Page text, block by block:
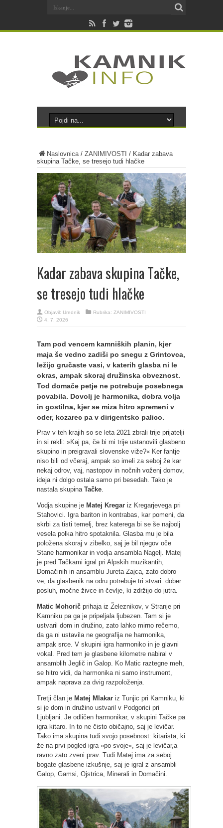
Naslovnica/ ZANIMIVOSTI / Kadar zabava
skupina Tačke, se tresejo tudi hlačke
Kadar zabava skupina Tačke,
se tresejo tudi hlačke
Objavil: Urednik Rubrika: ZANIMIVOSTI
4. 7. 2026
Tam pod vencem kamniških planin, kjer
maja še vedno zadiši po snegu z Grintovca,
ležijo gručaste vasi, v katerih glasba ni le
okras, ampak skoraj družinska obveznost.
Tod domače petje ne potrebuje posebnega
povabila. Dovolj je harmonika, dobra volja
in gostilna, kjer se miza hitro spremeni v
oder, kozarec pa v dirigentsko palico.
Prav v teh krajih so se leta 2021 zbrali trije prijatelji
in si rekli: »Kaj pa, če bi mi trije ustanovili glasbeno
skupino in preigravali slovenske viže?« Ker fantje
niso bili od včeraj, ampak so imeli za seboj že kar
nekaj odrov, vaj, nastopov in nočnih voženj domov,
ideja ni dolgo ostala samo pri besedah. Tako je
nastala skupina Tačke
Vodja skupine je Matej Kregar iz Kregarjevega pri
Stahovici. Igra bariton in kontrabas, kar pomeni, da
skrbi za tisti temelj, brez katerega bi se še najbolj
vesela polka hitro spotaknila. Glasba mu je bila
položena skoraj v zibelko, saj je bil njegov oče
Stane harmonikar in vodja ansambla Nagelj. Matej
je pred Tačkami igral pri Alpskih muzikantih,
Domačinih in ansamblu Jureta Zajca, zato dobro
ve, da glasbenik na odru potrebuje tri stvari: dober
posluh, močne živce in čevlje, ki zdržijo do jutra.
Matic Mohorič prihaja iz Železnikov, v Stranje pri
Kamniku pa ga je pripeljala ljubezen. Tam si je
ustvaril dom in družino, zato lahko mirno rečemo,
da ga ni ustavila ne geografija ne harmonika,
ampak srce. V skupini igra harmoniko in je glavni
vokal. Pred tem je glasbene kilometre nabiral v
ansamblih Jeglič in Galop. Ko Matic raztegne meh,
se hitro vidi, da harmonika ni samo instrument,
ampak naprava za dvig razpoloženja.
Tretji član je Matej Mlakar iz Tunjic pri Kamniku, ki
si je dom in družino ustvaril v Podgorici pri
Ljubljani. Je odličen harmonikar, v skupini Tačke pa
igra kitaro. In to ne čisto običajno, saj je levičar.
Tako ima skupina tudi svojo posebnost: kitarista, ki
že na prvi pogled igra »po svoje«, saj je levičar,a
ravno zato zveni prav. Tudi Matej ima za seboj
bogate glasbene izkušnje, saj je igral z ansambli
Galop, Gamsi, Ojstrica, Minerali in Domačini.